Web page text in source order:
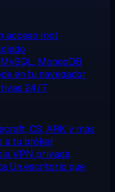
acceso root
MongoDB
en tu navegador
24/7
CS, ARK y más
a tu bróker
VPN privada
Un escritorio que